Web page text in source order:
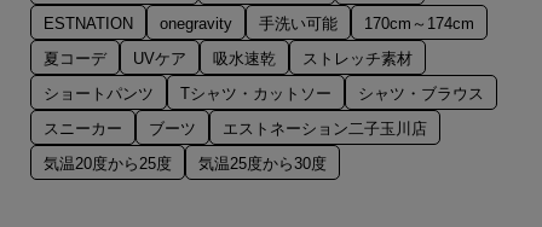
ESTNATION
onegravity 手洗い可能
170cm～174cm
夏コーデ
UVケア 吸水速乾
ストレッチ素材
ショートパンツ
Tシャツ・カットソー
シャツ・ブラウス
スニーカー
ブーツ
エストネーション二子玉川店
気温20度から25度
気温25度から30度